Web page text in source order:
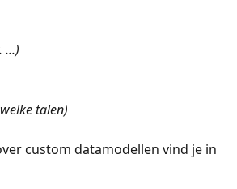
. ...)
talen)
custom datamodellen vind je in